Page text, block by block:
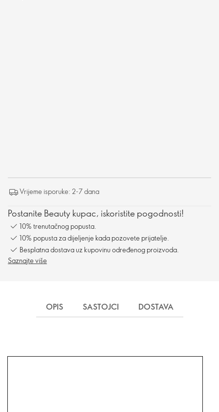
Vrijeme isporuke: 2-7 dana
Postanite Beauty kupac, iskoristite pogodnosti!
10% trenutačnog popusta.
10% popusta za dijeljenje kada pozovete prijatelje.
Besplatna dostava uz kupovinu određenog proizvoda.
Saznajte više
OPIS SASTOJCI DOSTAVA